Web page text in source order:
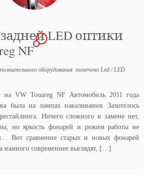
LED оптики
NF
2
оборудования помечено Led/ LED
на VW Touareg NF Автомобиль 2011 года
была на лампах накаливания. Захотелось
Ничего сложного в замене нет,
но яркость фонарей и режим работы не
Вот сравнение старых и новых фонарей
намного современнее выглядят, […]